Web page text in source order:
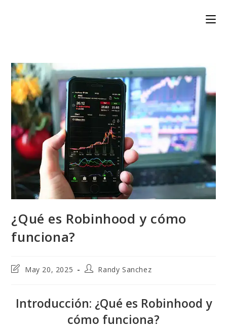
¿Qué es Robinhood y cómo
funciona?
PostMay 20, 2025
PostRandy Sanchez
Introducción: ¿Qué es Robinhood y
cómo funciona?